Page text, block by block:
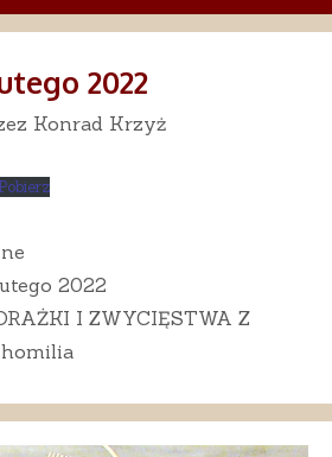
2022
Konrad Krzyż
Pobierz
2022
I ZWYCIĘSTWA Z
homilia